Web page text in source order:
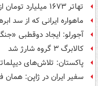
تهاتر ۱۶۷۳ میلیارد تومان از اموال شرکت‌های تراستی
ماهواره ایرانی که از سد
آجورلو: ایجاد دوقطبی
کالابرگ ۳ گروه شارژ شد
پاکستان: تلاش‌های
سفیر ایران در ژاپن: